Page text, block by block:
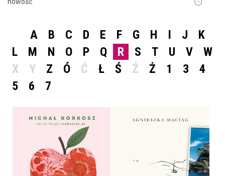
A B C D E F G H I J
K
L
M N O P Q R S T U V
W
X
Y Z Ó Ć Ł Ś Ź Ż 1 3
4
5
6 7